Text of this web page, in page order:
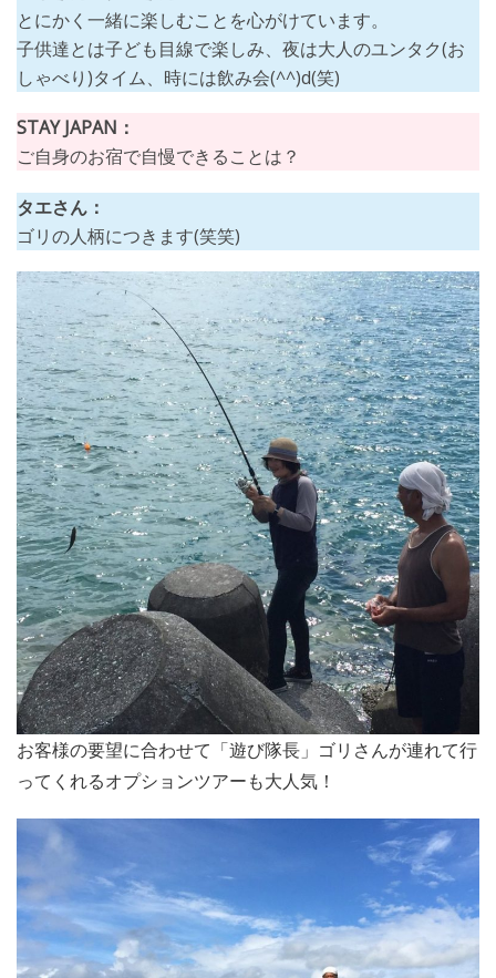
とにかく一緒に楽しむことを心がけています。
子供達とは子ども目線で楽しみ、夜は大人のユンタク(お
しゃべり)タイム、時には飲み会(^^)d(笑)
STAY JAPAN：
ご自身のお宿で自慢できることは？
タエさん：
ゴリの人柄につきます(笑笑)
お客様の要望に合わせて「遊び隊長」ゴリさんが連れて行
ってくれるオプションツアーも大人気！